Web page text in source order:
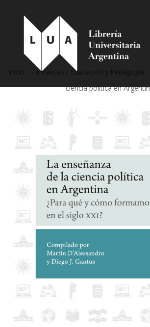
Temáticas Educación y Pedagogía
ciencia política en